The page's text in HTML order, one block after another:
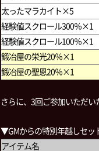
太ったマラカイト×5
経験値スクロール300％×1
経験値スクロール100％×1
鍛冶屋の栄光20％×1
鍛冶屋の聖恩20％×1
さらに、3回ご参加いただい
▼GMからの特別年越しセ
アイテム名